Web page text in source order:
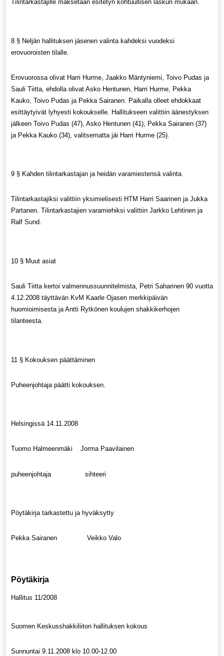
Tilintarkastajille maksetaan esitetyn kohtuullisen laskun mukaan.
8 § Neljän hallituksen jäsenen valinta kahdeksi vuodeksi
erovuoroisten tilalle.
Erovuorossa olivat Harri Hurme, Jaakko Mäntyniemi, Toivo Pudas ja
Sauli Tiitta, ehdolla olivat Asko Hentunen, Harri Hurme, Pekka
Kauko, Toivo Pudas ja Pekka Sairanen. Paikalla olleet ehdokkaat
esittäytyivät lyhyesti kokoukselle. Hallitukseen valittiin äänestyksen
jälkeen Toivo Pudas (47), Asko Hentunen (41), Pekka Sairanen (37)
ja Pekka Kauko (34), valitsematta jäi Harri Hurme (25).
9 § Kahden tilintarkastajan ja heidän varamiestensä valinta
Tilintarkastajiksi valittiin yksimielisesti HTM Harri Saarinen ja Jukka
Partanen. Tilintarkastajien varamiehiksi valittiin Jarkko Lehtinen ja
Ralf Sund.
10 § Muut asiat
Sauli Tiitta kertoi valmennussuunnitelmista, Petri Saharinen 90 vuotta
4.12.2008 täyttävän KvM Kaarle Ojasen merkkipäivän
huomioimisesta ja Antti Rytkönen koulujen shakkikerhojen
tilanteesta.
11 § Kokouksen päättäminen
Puheenjohtaja päätti kokouksen.
Helsingissä 14.11.2008
Tuomo Halmeenmäki Jorma Paavilainen
puheenjohtaja sihteeri
Pöytäkirja tarkastettu ja hyväksytty
Pekka Sairanen Veikko Valo
Pöytäkirja
Hallitus 11/2008
Suomen Keskusshakkiliiton hallituksen kokous
Sunnuntai 9.11.2008 klo 10.00-12.00